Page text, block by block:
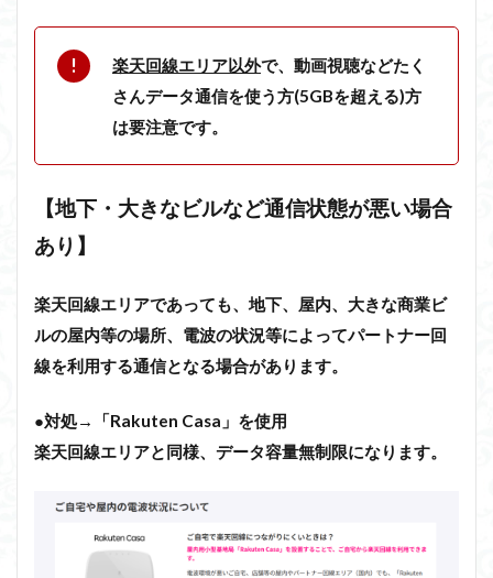
楽天回線エリア以外で、動画視聴などたく
さんデータ通信を使う方(5GBを超える)方
は要注意です。
【地下・大きなビルなど通信状態が悪い場合
あり】
楽天回線エリアであっても、地下、屋内、大きな商業ビ
ルの屋内等の場所、電波の状況等によってパートナー回
線を利用する通信となる場合があります。
●対処→「Rakuten Casa」を使用
楽天回線エリアと同様、データ容量無制限になります。